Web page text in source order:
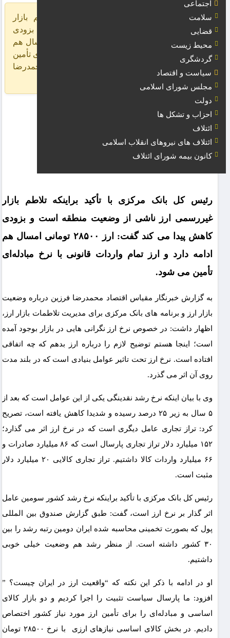
اجتماعی
سلامت
قضایی
محیط زیست
گردشگری
سیاست و اقتصاد
مجلس شورای اسلامی
دولت
احزاب و تشکل ها
ائتلاف
ائتلاف های نیروهای انقلاب اسلامی
کانون بیمه شورای ائتلاف
رئیس کل بانک مرکزی با تأکید براینکه تلاطم بازار
غیررسمی ارز ناشی از وضعیت منطقه است و بزودی
کاهش پیدا می کند گفت: ارز ۲۸۵۰۰ تومانی امسال هم
ادامه دارد و ارز تمام واردات قانونی با نرخ مبادله‌ای تأمین
می شود. به گزارش خبرنگار مقیاس اقتصاد محمدرضا
فرزین درباره وضعیت بازار ارز و برنامه های […]
رئیس کل بانک مرکزی با تأکید براینکه تلاطم بازار
غیررسمی ارز ناشی از وضعیت منطقه است و بزودی
کاهش پیدا می کند گفت: ارز ۲۸۵۰۰ تومانی امسال هم
ادامه دارد و ارز تمام واردات قانونی با نرخ مبادله‌ای
تأمین می شود.
به گزارش خبرنگار مقیاس اقتصاد محمدرضا فرزین درباره وضعیت
بازار ارز و برنامه های بانک مرکزی برای مدیریت تلاطمات بازار ارز،
اظهار داشت: در خصوص نرخ ارز نگرانی هایی در بازار بوجود آمده
است؛ اینجا هستم توضیح لازم را درباره ارز بدهم که چه اتفاقی
افتاده است. نرخ ارز تحت تاثیر عوامل بنیادی است که در بلند مدت
روی آن اثر می گذرد.
وی با بیان اینکه نرخ رشد نقدینگی یکی از این عوامل است که بعد از
۵ سال به زیر ۲۵ درصد رسیده و شدیدا کاهش یافته است، تصریح
کرد: تراز تجاری عامل دیگری است که در نرخ ارز اثر می گذارد؛
۱۵۲ میلیارد دلار تراز تجاری پارسال است که ۸۶ میلیارد صادرات و
۶۶ میلیارد واردات کالا داشتیم. تراز تجاری کالایی ۲۰ میلیارد دلار
مثبت است.
رئیس کل بانک مرکزی با تأکید براینکه نرخ رشد کشور سومین عامل
اثر گذار بر نرخ ارز است، گفت: طبق گزارش صندوق بین المللی
پول که بصورت تخمینی محاسبه شده ایران دومین رتبه رشد را بین
۳۰ کشور داشته است. از منظر رشد هم وضعیت خیلی خوبی
داشتیم.
او در ادامه با ذکر این نکته که “واقعیت ارز در ایران چیست؟ ”
افزود: ما پارسال سیاست تثبیت را اجرا کردیم و دو بازار کالای
اساسی و مبادله‌ای را برای تأمین ارز مورد نیاز کشور اختصاص
دادیم. در بخش کالای اساسی نیازهای ارزی با نرخ ۲۸۵۰۰ تومان